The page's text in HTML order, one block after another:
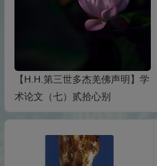
【H.H.第三世多杰羌佛声明】学
术论文（七）贰拾心别